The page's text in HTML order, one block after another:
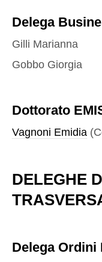
Delega
Gilli Marianna
Gobbo Giorgia
Dottorato
Vagnoni Emidia
DELEGHE
Delega